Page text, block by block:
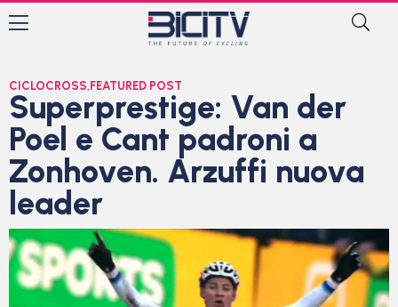
CICLOCROSS, FEATURED POST
Superprestige: Van der
Poel e Cant padroni a
Zonhoven. Arzuffi nuova
leader